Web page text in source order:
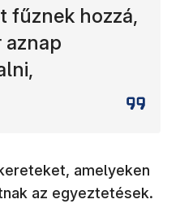
fűznek hozzá,
aznap
amelyeken
az egyeztetések.